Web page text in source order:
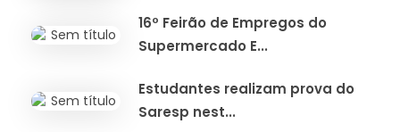
16º Feirão de Empregos do
Supermercado E...
Estudantes realizam prova do
Saresp nest...